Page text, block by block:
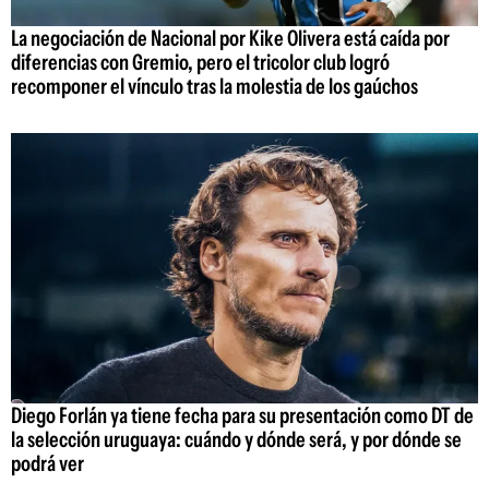
La negociación de Nacional por Kike Olivera está caída por
diferencias con Gremio, pero el tricolor club logró
recomponer el vínculo tras la molestia de los gaúchos
Diego Forlán ya tiene fecha para su presentación como DT de
la selección uruguaya: cuándo y dónde será, y por dónde se
podrá ver